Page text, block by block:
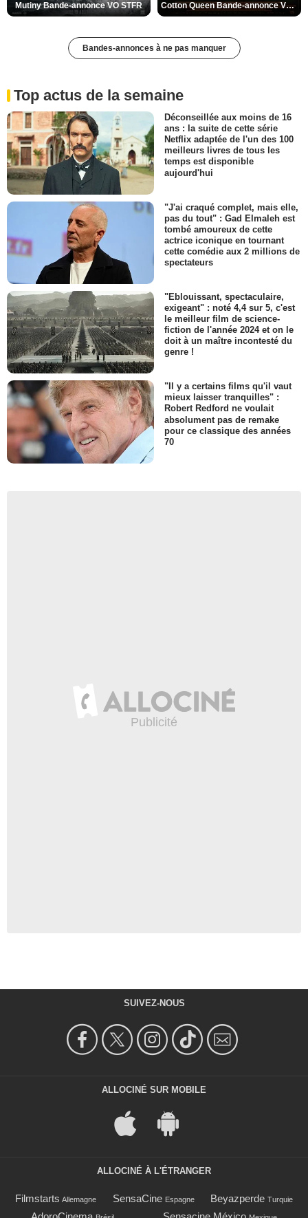
Mutiny Bande-annonce VO STFR Cotton Queen Bande-annonce VO STFR
Bandes-annonces à ne pas manquer
Top actus de la semaine
Déconseillée aux moins de 16
ans : la suite de cette série
Netflix adaptée de l'un des 100
meilleurs livres de tous les
temps est disponible
aujourd'hui
"J'ai craqué complet, mais elle,
pas du tout" : Gad Elmaleh est
tombé amoureux de cette
actrice iconique en tournant
cette comédie aux 2 millions de
spectateurs
"Eblouissant, spectaculaire,
exigeant" : noté 4,4 sur 5, c'est
le meilleur film de science-
fiction de l'année 2024 et on le
doit à un maître incontesté du
genre !
"Il y a certains films qu'il vaut
mieux laisser tranquilles" :
Robert Redford ne voulait
absolument pas de remake
pour ce classique des années
70
SUIVEZ-NOUS
ALLOCINÉ SUR MOBILE
ALLOCINÉ À L'ÉTRANGER
Filmstarts Allemagne SensaCine Espagne Beyazperde Turquie